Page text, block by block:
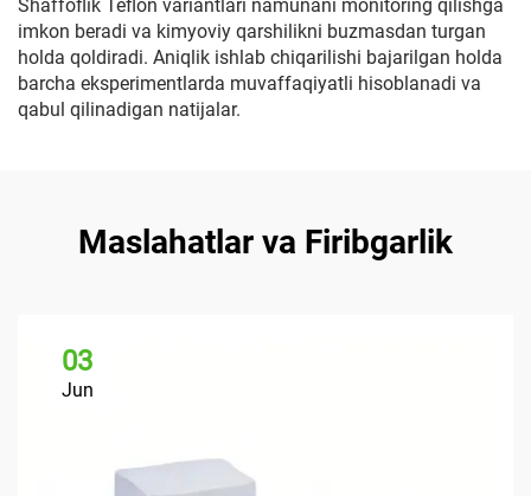
Shaffoflik Teflon variantlari namunani monitoring qilishga
imkon beradi va kimyoviy qarshilikni buzmasdan turgan
holda qoldiradi. Aniqlik ishlab chiqarilishi bajarilgan holda
barcha eksperimentlarda muvaffaqiyatli hisoblanadi va
qabul qilinadigan natijalar.
Maslahatlar va Firibgarlik
03
Jun